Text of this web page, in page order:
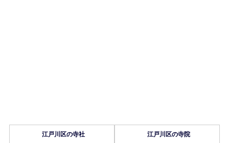
江戸川区の寺社 江戸川区の寺院